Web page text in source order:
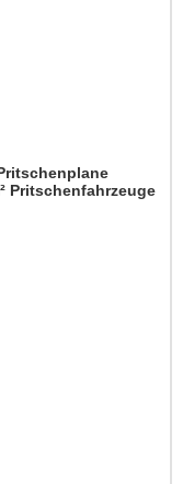
Pritschenfahrzeuge